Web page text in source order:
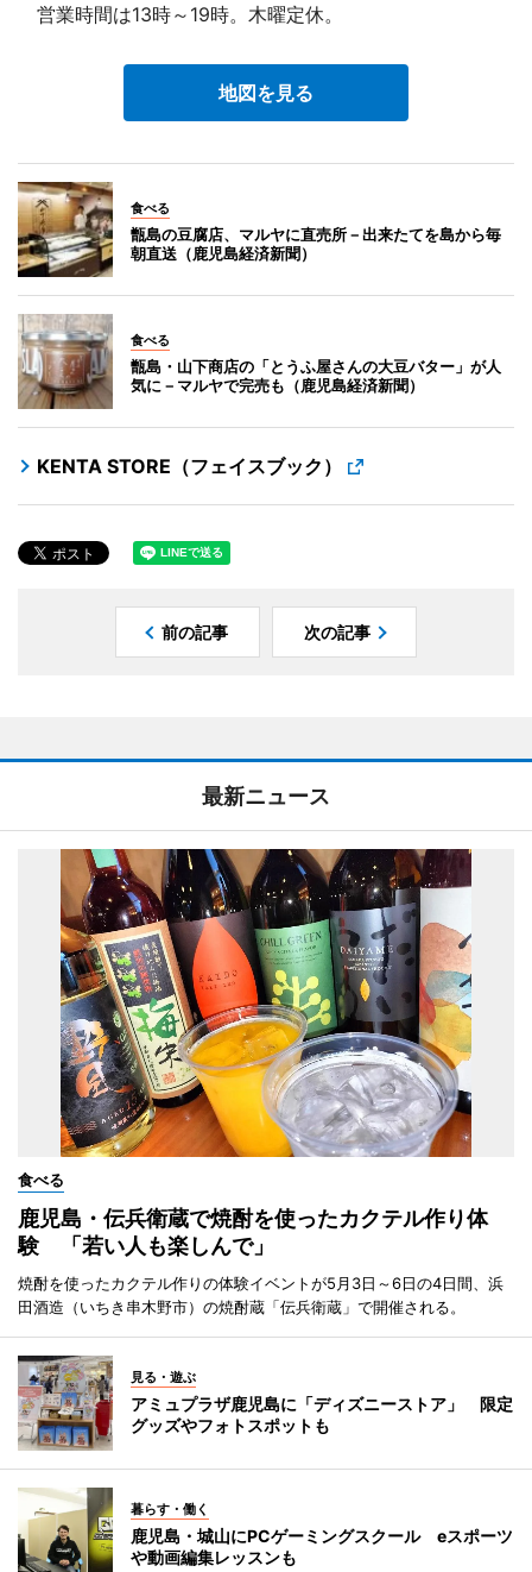
営業時間は13時～19時。木曜定休。
地図を見る
食べる
甑島の豆腐店、マルヤに直売所－出来たてを島から毎
朝直送（鹿児島経済新聞）
食べる
甑島・山下商店の「とうふ屋さんの大豆バター」が人
気に－マルヤで完売も（鹿児島経済新聞）
KENTA STORE（フェイスブック）
前の記事 次の記事
最新ニュース
食べる
鹿児島・伝兵衛蔵で焼酎を使ったカクテル作り体
験 「若い人も楽しんで」
焼酎を使ったカクテル作りの体験イベントが5月3日～6日の4日間、浜
田酒造（いちき串木野市）の焼酎蔵「伝兵衛蔵」で開催される。
見る・遊ぶ
アミュプラザ鹿児島に「ディズニーストア」 限定
グッズやフォトスポットも
暮らす・働く
鹿児島・城山にPCゲーミングスクール eスポーツ
や動画編集レッスンも